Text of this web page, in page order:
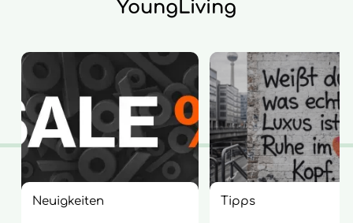
YoungLiving
Neuigkeiten Tipps